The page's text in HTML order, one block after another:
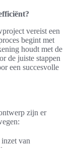
vereist een
begint met
houdt met de
de juiste stappen
een succesvolle
zijn er
van